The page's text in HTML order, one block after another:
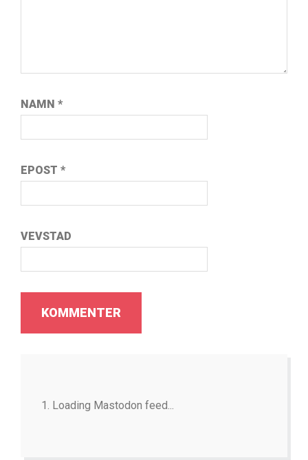
NAMN *
EPOST *
VEVSTAD
Loading Mastodon feed...